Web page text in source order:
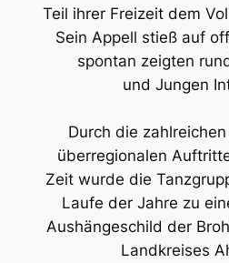
Teil ihrer Freizeit dem
Sein Appell stieß auf
spontan zeigten
und Jungen
Durch die
überregionalen
Zeit wurde die
Laufe der Jahre zu
Aushängeschild der
Landkreises